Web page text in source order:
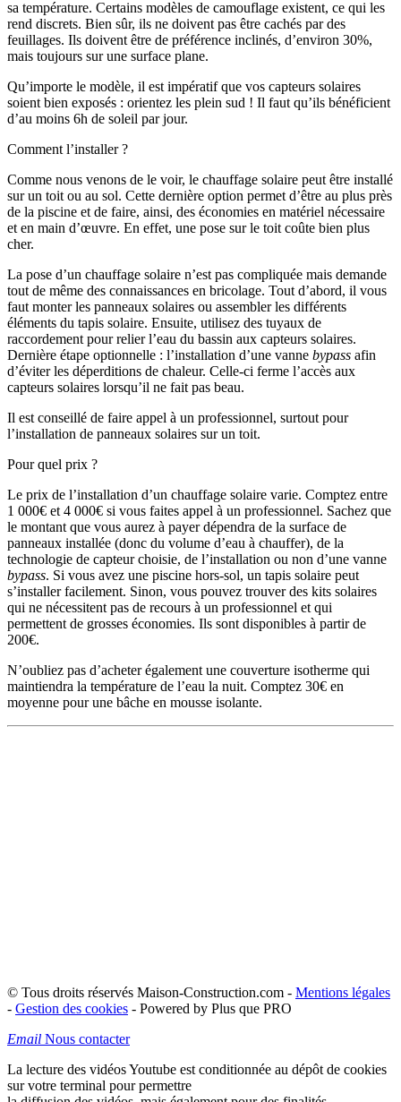
sa température. Certains modèles de camouflage existent, ce qui les
rend discrets. Bien sûr, ils ne doivent pas être cachés par des
feuillages. Ils doivent être de préférence inclinés, d’environ 30%,
mais toujours sur une surface plane.
Qu’importe le modèle, il est impératif que vos capteurs solaires
soient bien exposés : orientez les plein sud ! Il faut qu’ils bénéficient
d’au moins 6h de soleil par jour.
Comment l’installer ?
Comme nous venons de le voir, le chauffage solaire peut être installé
sur un toit ou au sol. Cette dernière option permet d’être au plus près
de la piscine et de faire, ainsi, des économies en matériel nécessaire
et en main d’œuvre. En effet, une pose sur le toit coûte bien plus
cher.
La pose d’un chauffage solaire n’est pas compliquée mais demande
tout de même des connaissances en bricolage. Tout d’abord, il vous
faut monter les panneaux solaires ou assembler les différents
éléments du tapis solaire. Ensuite, utilisez des tuyaux de
raccordement pour relier l’eau du bassin aux capteurs solaires.
Dernière étape optionnelle : l’installation d’une vanne bypass afin
d’éviter les déperditions de chaleur. Celle-ci ferme l’accès aux
capteurs solaires lorsqu’il ne fait pas beau.
Il est conseillé de faire appel à un professionnel, surtout pour
l’installation de panneaux solaires sur un toit.
Pour quel prix ?
Le prix de l’installation d’un chauffage solaire varie. Comptez entre
1 000€ et 4 000€ si vous faites appel à un professionnel. Sachez que
le montant que vous aurez à payer dépendra de la surface de
panneaux installée (donc du volume d’eau à chauffer), de la
technologie de capteur choisie, de l’installation ou non d’une vanne
bypass. Si vous avez une piscine hors-sol, un tapis solaire peut
s’installer facilement. Sinon, vous pouvez trouver des kits solaires
qui ne nécessitent pas de recours à un professionnel et qui
permettent de grosses économies. Ils sont disponibles à partir de
200€.
N’oubliez pas d’acheter également une couverture isotherme qui
maintiendra la température de l’eau la nuit. Comptez 30€ en
moyenne pour une bâche en mousse isolante.
© Tous droits réservés Maison-Construction.com - Mentions légales
- Gestion des cookies - Powered by Plus que PRO
Email Nous contacter
La lecture des vidéos Youtube est conditionnée au dépôt de cookies
sur votre terminal pour permettre